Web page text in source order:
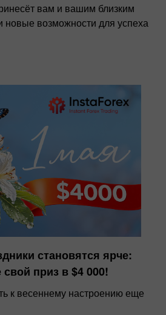
вам и вашим близким
новые возможности для успеха
становятся ярче:
свой приз в $4 000!
к весеннему настроению еще